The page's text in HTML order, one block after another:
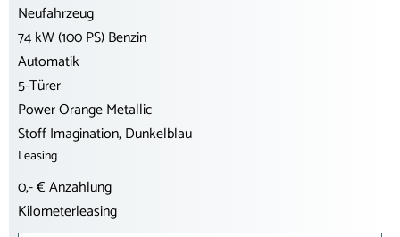
Neufahrzeug
74 kW (100 PS) Benzin
Automatik
5-Türer
Power Orange Metallic
Stoff Imagination, Dunkelblau
Leasing
0,- € Anzahlung
Kilometerleasing